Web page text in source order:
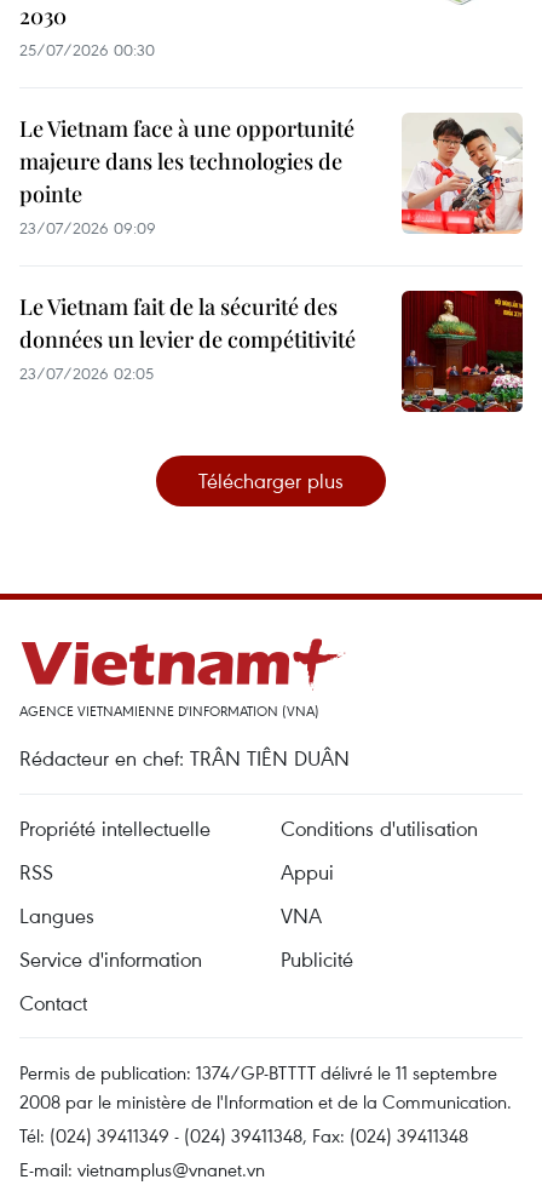
2030
25/07/2026 00:30
Le Vietnam face à une opportunité
majeure dans les technologies de
pointe
23/07/2026 09:09
Le Vietnam fait de la sécurité des
données un levier de compétitivité
23/07/2026 02:05
Télécharger plus
AGENCE VIETNAMIENNE D'INFORMATION (VNA)
Rédacteur en chef: TRÂN TIÊN DUÂN
Propriété intellectuelle
Conditions d'utilisation
RSS
Appui
Langues
VNA
Service d'information
Publicité
Contact
Permis de publication: 1374/GP-BTTTT délivré le 11 septembre
2008 par le ministère de l'Information et de la Communication.
Tél: (024) 39411349 - (024) 39411348, Fax: (024) 39411348
E-mail: vietnamplus@vnanet.vn